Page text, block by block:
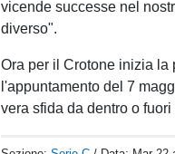
vicende successe nel
diverso".
Ora per il Crotone inizia la
l'appuntamento del 7
vera sfida da dentro o